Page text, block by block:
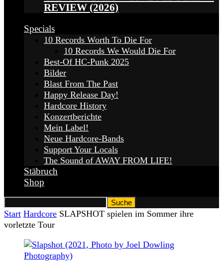
REVIEW (2026)
Specials
10 Records Worth To Die For
10 Records We Would Die For
Best-Of HC-Punk 2025
Bilder
Blast From The Past
Happy Release Day!
Hardcore History
Konzertberichte
Mein Label!
Neue Hardcore-Bands
Support Your Locals
The Sound of AWAY FROM LIFE!
Stäbruch
Shop
Start Hardcore SLAPSHOT spielen im Sommer ihre
vorletzte Tour